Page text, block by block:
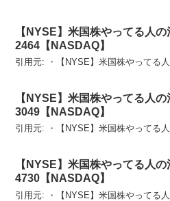
【NYSE】米国株やってる人
2464【NASDAQ】
引用元: ・【NYSE】米国株やってる
【NYSE】米国株やってる人
3049【NASDAQ】
引用元: ・【NYSE】米国株やってる
【NYSE】米国株やってる人
4730【NASDAQ】
引用元: ・【NYSE】米国株やってる